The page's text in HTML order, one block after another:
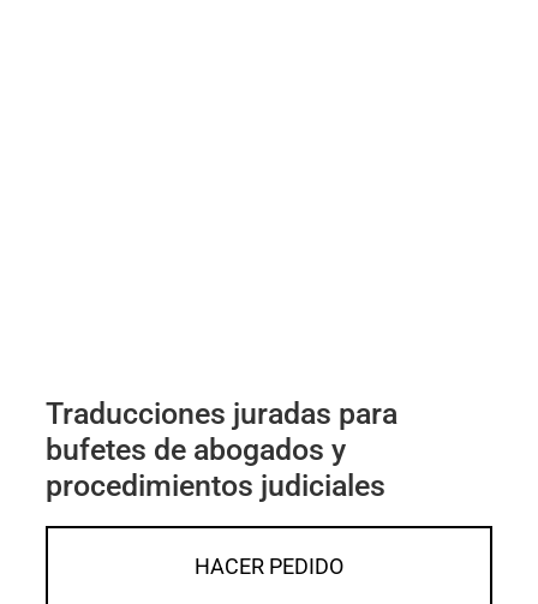
Traducciones juradas para
bufetes de abogados y
procedimientos judiciales
HACER PEDIDO